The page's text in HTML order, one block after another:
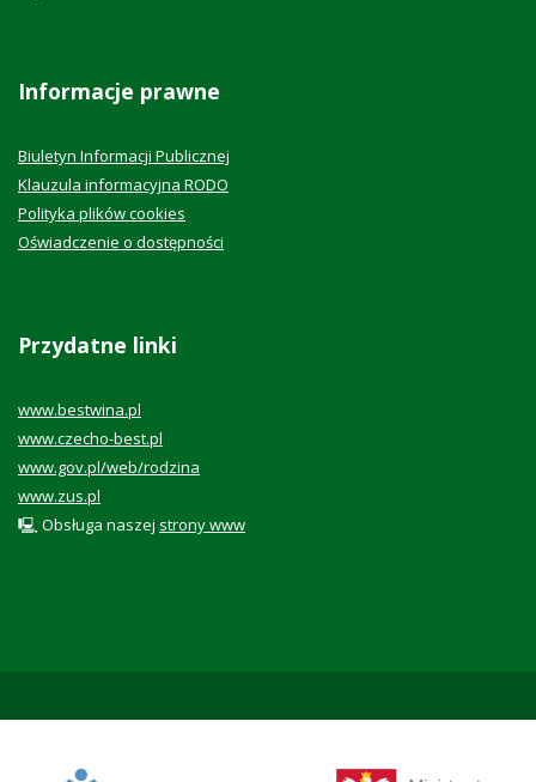
Informacje prawne
Biuletyn Informacji Publicznej
Klauzula informacyjna RODO
Polityka plików cookies
Oświadczenie o dostępności
Przydatne linki
www.bestwina.pl
www.czecho-best.pl
www.gov.pl/web/rodzina
www.zus.pl
🖳 Obsługa naszej strony www